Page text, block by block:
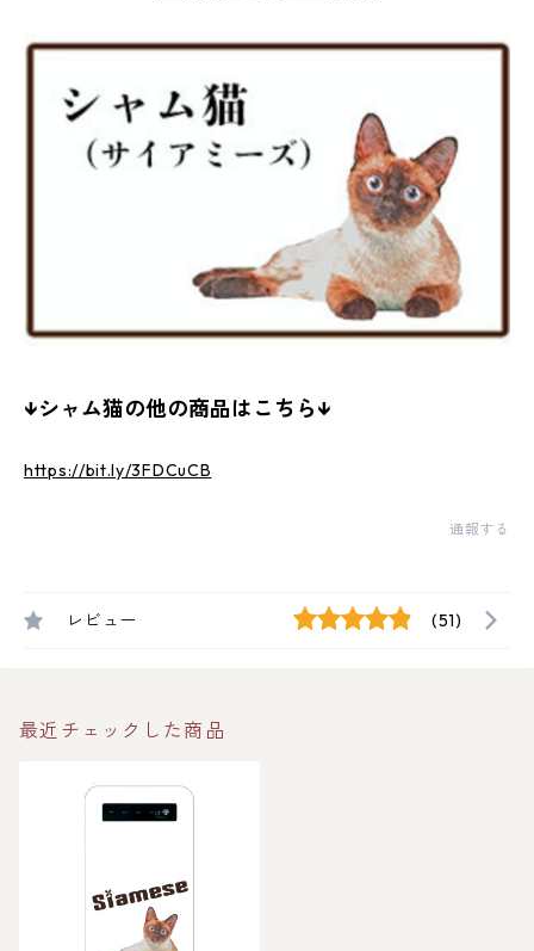
↓シャム猫の他の商品はこちら↓
https://bit.ly/3FDCuCB
通報する
レビュー (51)
最近チェックした商品